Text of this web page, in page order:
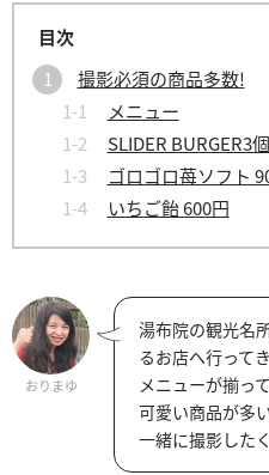
撮影必須の商品多数!
メニュー
SLIDER BURGER3
ゴロゴロ苺ソフト
いちご飴 600円
おりまゆ
湯布院の観光名
るお店へ行って
メニューが揃っ
可愛い商品が多
一緒に撮影した